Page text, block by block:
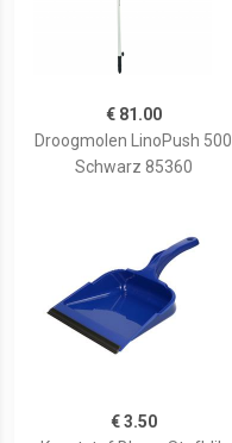
€ 81.00
Droogmolen LinoPush 500
Schwarz 85360
€ 3.50